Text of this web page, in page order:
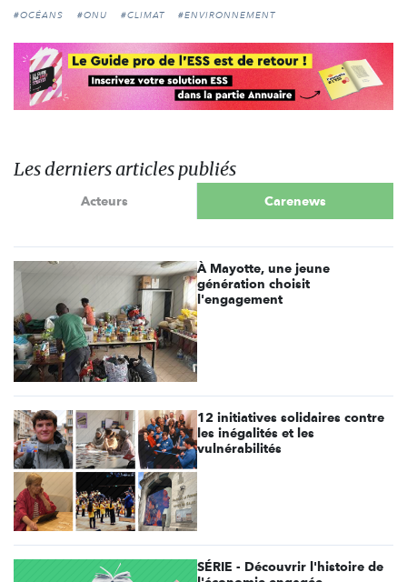
#OCÉANS #ONU #CLIMAT #ENVIRONNEMENT
Les derniers articles publiés
Acteurs Carenews
À Mayotte, une jeune
génération choisit
l'engagement
12 initiatives solidaires contre
les inégalités et les
vulnérabilités
SÉRIE - Découvrir l'histoire de